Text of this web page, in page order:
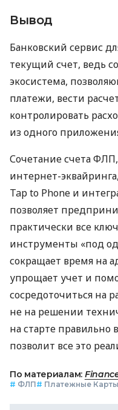
Вывод
Банковский сервис
текущий счет, ведь
экосистема,
платежи, вести
контролировать
из одного
Сочетание счета
интернет-
Tap to Phone и
позволяет
практически все
инструменты «под
сокращает время на
упрощает учет и
сосредоточиться на
не на решении
на старте правильно
позволит все это
По материалам:
# ФЛП# Платежные Карты